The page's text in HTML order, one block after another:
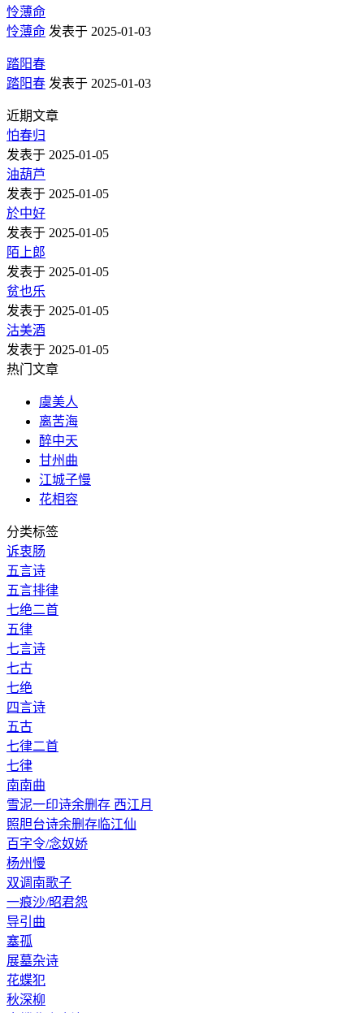
怜薄命
怜薄命 发表于 2025-01-03
踏阳春
踏阳春 发表于 2025-01-03
近期文章
怕春归
发表于 2025-01-05
油葫芦
发表于 2025-01-05
於中好
发表于 2025-01-05
陌上郎
发表于 2025-01-05
贫也乐
发表于 2025-01-05
沽美酒
发表于 2025-01-05
热门文章
虞美人
离苦海
醉中天
甘州曲
江城子慢
花相容
分类标签
诉衷肠
五言诗
五言排律
七绝二首
五律
七言诗
七古
七绝
四言诗
五古
七律二首
七律
南南曲
雪泥一印诗余删存 西江月
照胆台诗余删存临江仙
百字令/念奴娇
杨州慢
双调南歌子
一痕沙/昭君怨
导引曲
塞孤
展墓杂诗
花蝶犯
秋深柳